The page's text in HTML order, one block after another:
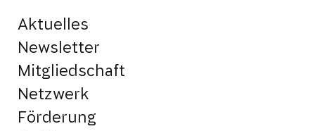
Aktuelles
Newsletter
Mitgliedschaft
Netzwerk
Förderung